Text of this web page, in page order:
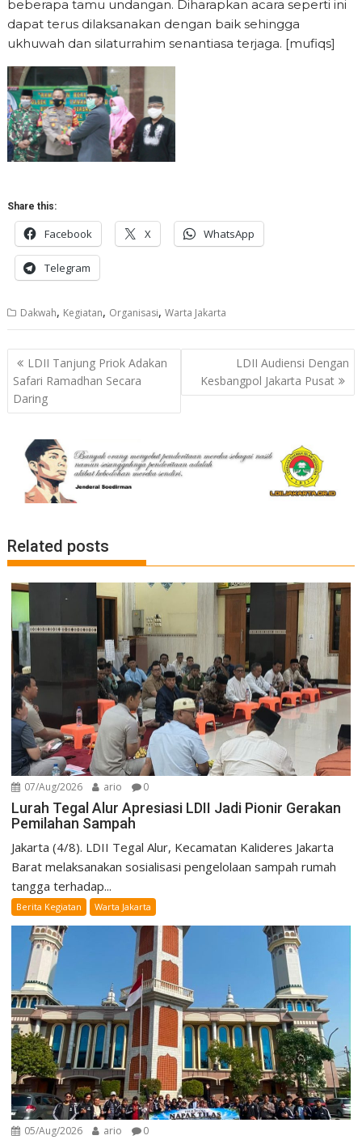
beberapa tamu undangan. Diharapkan acara seperti ini
dapat terus dilaksanakan dengan baik sehingga
ukhuwah dan silaturrahim senantiasa terjaga. [mufiqs]
Share this:
Facebook X WhatsApp
Telegram
Dakwah, Kegiatan, Organisasi,Warta Jakarta
Post
navigation
LDII Tanjung Priok Adakan
Safari Ramadhan Secara
Daring
LDII Audiensi Dengan
Kesbangpol Jakarta Pusat
Related posts
07/Aug/2026 ario 0
Lurah Tegal Alur Apresiasi LDII Jadi Pionir Gerakan
Pemilahan Sampah
Jakarta (4/8). LDII Tegal Alur, Kecamatan Kalideres Jakarta
Barat melaksanakan sosialisasi pengelolaan sampah rumah
tangga terhadap...
Berita Kegiatan Warta Jakarta
05/Aug/2026 ario 0